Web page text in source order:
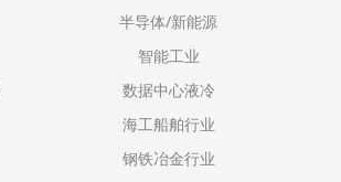
半导体/新能源
智能工业
数据中心液冷
海工船舶行业
钢铁冶金行业